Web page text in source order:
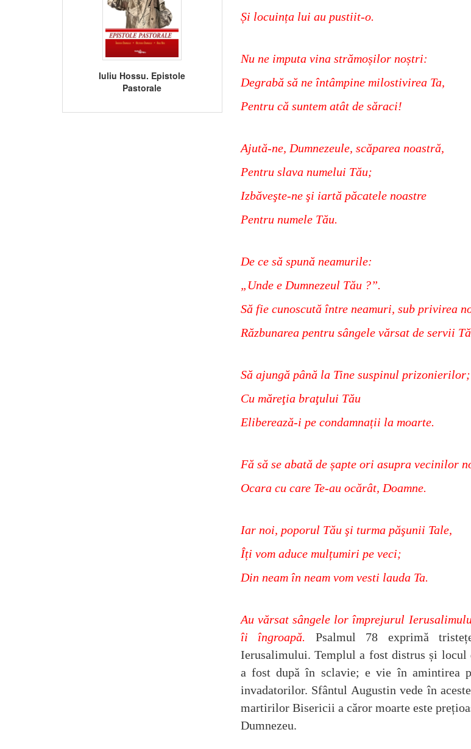
Iuliu Hossu. Epistole
Pastorale
Și locuința lui au pustiit-o.
Nu ne imputa vina strămoșilor noștri:
Degrabă să ne întâmpine milostivirea Ta,
Pentru că suntem atât de săraci!
Ajută-ne, Dumnezeule, scăparea noastră,
Pentru slava numelui Tău;
Izbăveşte-ne şi iartă păcatele noastre
Pentru numele Tău.
De ce să spună neamurile:
„Unde e Dumnezeul Tău ?”.
Să fie cunoscută între neamuri, sub privirea
Răzbunarea pentru sângele vărsat de servii
Să ajungă până la Tine suspinul prizonierilor;
Cu măreţia braţului Tău
Eliberează-i pe condamnații la moarte.
Fă să se abată de șapte ori asupra vecinilor
Ocara cu care Te-au ocărât, Doamne.
Iar noi, poporul Tău şi turma păşunii Tale,
Îți vom aduce mulțumiri pe veci;
Din neam în neam vom vesti lauda Ta.
Au vărsat sângele lor împrejurul
îi îngroapă. Psalmul 78 exprimă
Ierusalimului. Templul a fost distrus și locul
a fost după în sclavie; e vie în amintirea
invadatorilor. Sfântul Augustin vede în
martirilor Bisericii a căror moarte este
Dumnezeu.